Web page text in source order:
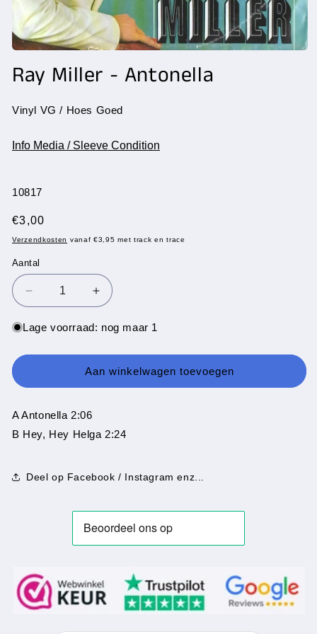
1
openen
Ray Miller - Antonella
Vinyl VG / Hoes Goed
Info Media / Sleeve Condition
SKU:
10817
Normale
prijs
€3,00
Verzendkosten vanaf €3,95 met track en trace
Aantal
Aantal
Aantal
verlagen
voor
Miller
Antonella
Aantal
verhogen
voor
Miller
-
Antonella
Lage voorraad: nog maar 1
Aan winkelwagen toevoegen
A Antonella 2:06
B Hey, Hey Helga 2:24
Deel op Facebook / Instagram enz...